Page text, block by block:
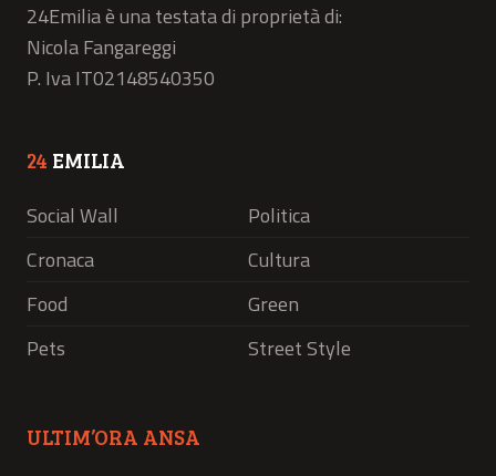
24Emilia è una testata di proprietà di:
Nicola Fangareggi
P. Iva IT02148540350
24 EMILIA
Social Wall
Politica
Cronaca
Cultura
Food
Green
Pets
Street Style
ULTIM’ORA ANSA